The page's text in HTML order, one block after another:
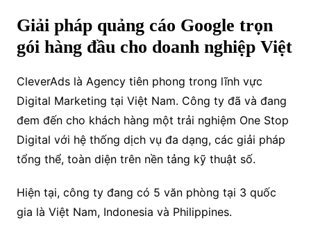
Giải pháp quảng cáo Google trọn
gói hàng đầu cho doanh nghiệp Việt
CleverAds là Agency tiên phong trong lĩnh vực
Digital Marketing tại Việt Nam. Công ty đã và đang
đem đến cho khách hàng một trải nghiệm One Stop
Digital với hệ thống dịch vụ đa dạng, các giải pháp
tổng thể, toàn diện trên nền tảng kỹ thuật số.
Hiện tại, công ty đang có 5 văn phòng tại 3 quốc
gia là Việt Nam, Indonesia và Philippines.